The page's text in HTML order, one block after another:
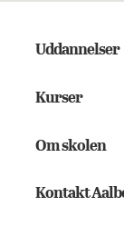
Uddannelser
Kurser
Om skolen
Kontakt